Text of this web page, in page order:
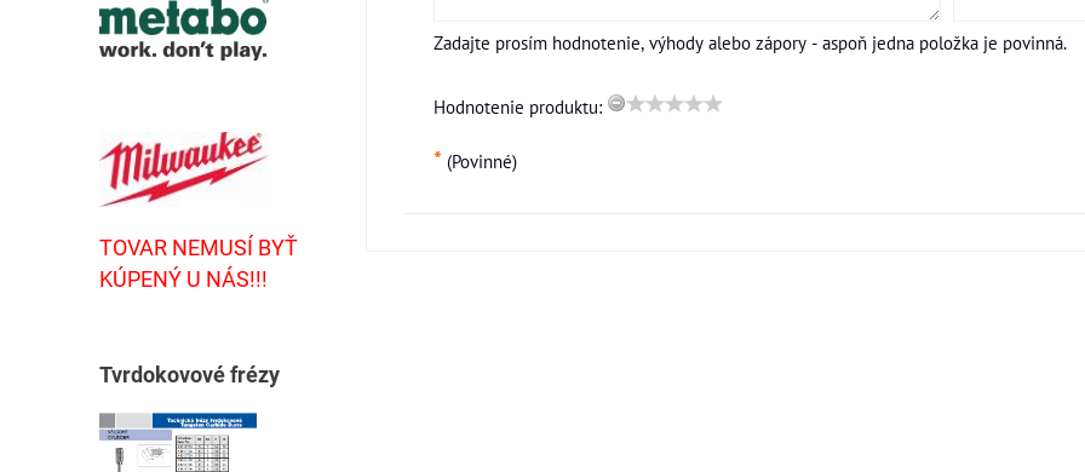
Zadajte prosím hodnotenie, výhody alebo zápory - aspoň jedna položka je povinná.
Hodnotenie produktu:
* (Povinné)
TOVAR NEMUSÍ BYŤ
KÚPENÝ U NÁS!!!
Tvrdokovové frézy